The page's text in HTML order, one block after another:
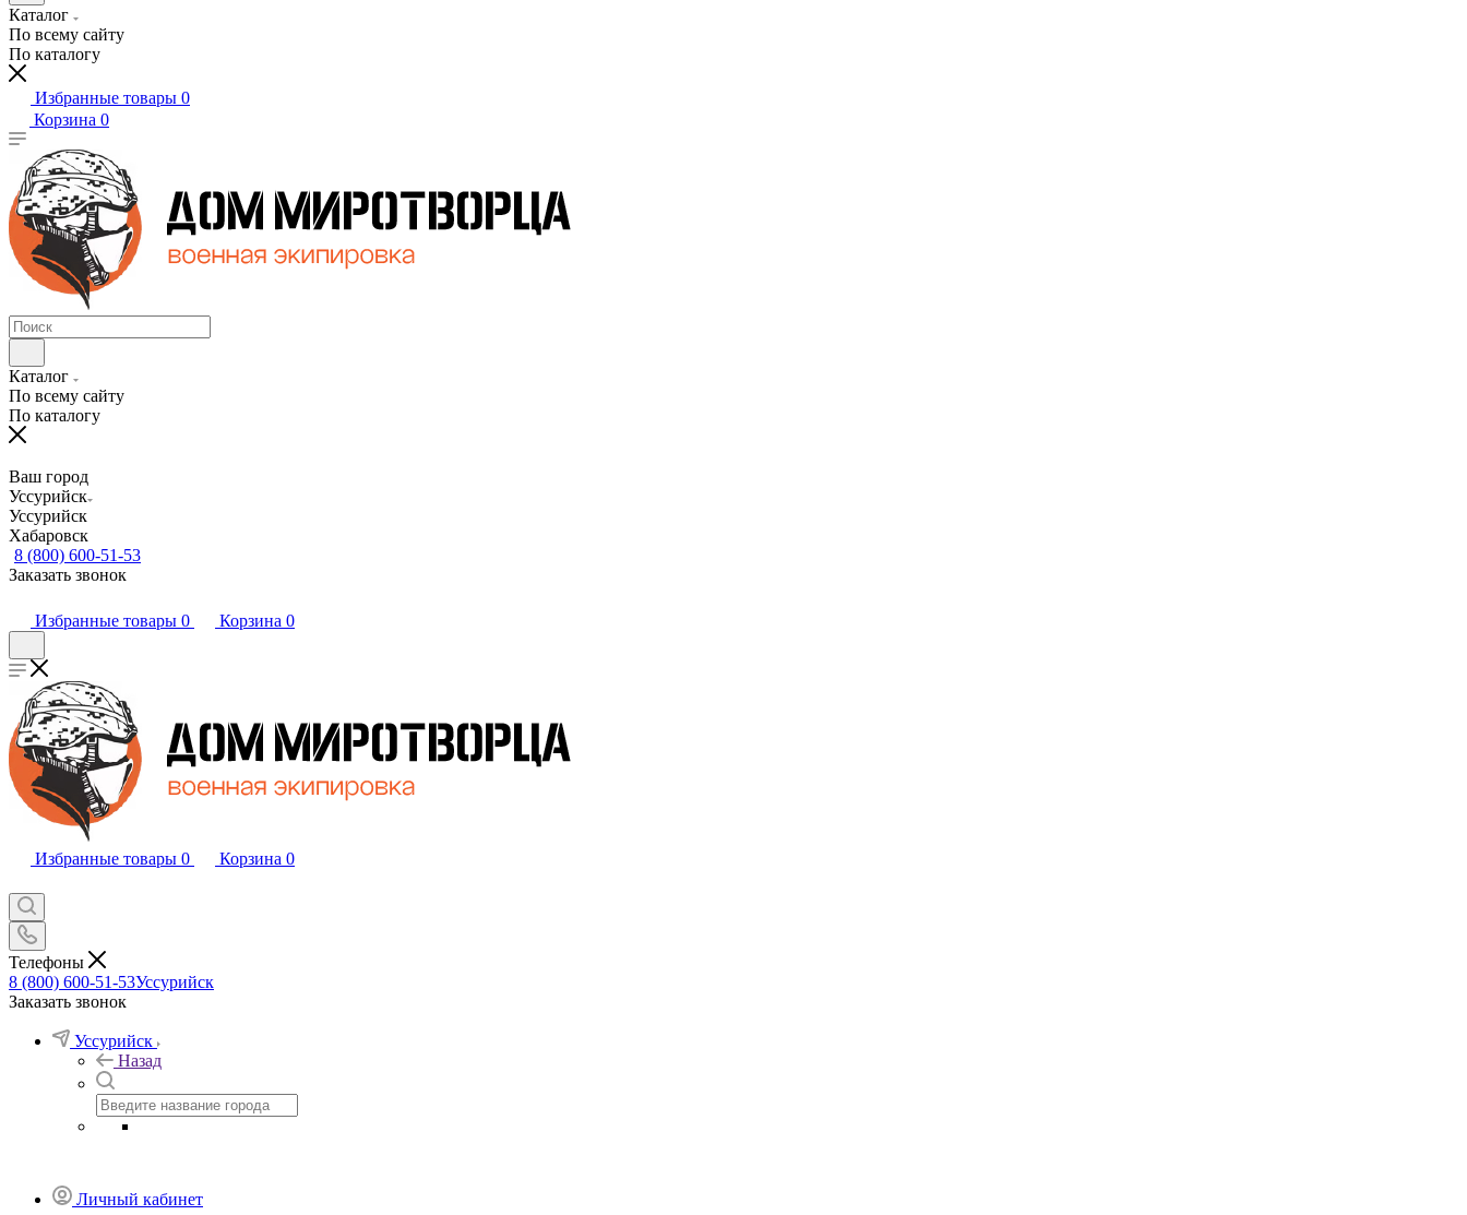
Каталог
По всему сайту
По каталогу
Избранные товары 0
Корзина 0
Каталог
По всему сайту
По каталогу
Ваш город
Уссурийск
Уссурийск
Хабаровск
8 (800) 600-51-53
Заказать звонок
Избранные товары 0 Корзина 0
Избранные товары 0 Корзина 0
Телефоны
8 (800) 600-51-53Уссурийск
Заказать звонок
Уссурийск
Назад
Личный кабинет